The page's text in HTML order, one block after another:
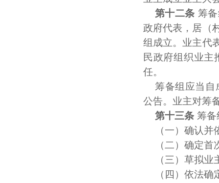
第十二条 筹
政府代表，居（
组成立。业主代
民政府组织业主
任。
筹备组应当自
公告。业主对筹
第十三条 筹
（一）确认
（二）确定
（三）草拟
（四）依法